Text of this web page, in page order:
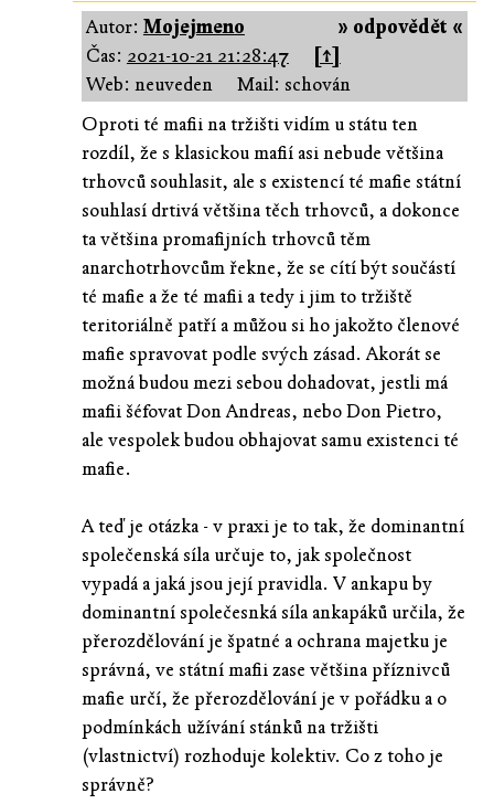
» odpovědět «
Autor: Mojejmeno
Čas: 2021-10-21 21:28:47
[↑]
Web: neuveden
Mail: schován
Oproti té mafii na tržišti vidím u státu ten
rozdíl, že s klasickou mafií asi nebude většina
trhovců souhlasit, ale s existencí té mafie státní
souhlasí drtivá většina těch trhovců, a dokonce
ta většina promafijních trhovců těm
anarchotrhovcům řekne, že se cítí být součástí
té mafie a že té mafii a tedy i jim to tržiště
teritoriálně patří a můžou si ho jakožto členové
mafie spravovat podle svých zásad. Akorát se
možná budou mezi sebou dohadovat, jestli má
mafii šéfovat Don Andreas, nebo Don Pietro,
ale vespolek budou obhajovat samu existenci té
mafie.
A teď je otázka - v praxi je to tak, že dominantní
společenská síla určuje to, jak společnost
vypadá a jaká jsou její pravidla. V ankapu by
dominantní společesnká síla ankapáků určila, že
přerozdělování je špatné a ochrana majetku je
správná, ve státní mafii zase většina příznivců
mafie určí, že přerozdělování je v pořádku a o
podmínkách užívání stánků na tržišti
(vlastnictví) rozhoduje kolektiv. Co z toho je
správně?